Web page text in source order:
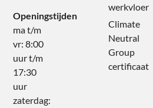
Openingstijden
ma t/m
vr: 8:00
uur t/m
17:30
uur
zaterdag:
werkvloer
Climate
Neutral
Group
certificaat